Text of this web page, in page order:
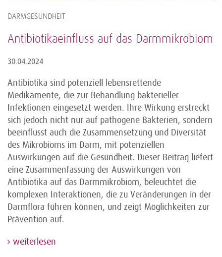
DARMGESUNDHEIT
Antibiotikaeinfluss auf das Darmmikrobiom
30.04.2024
Antibiotika sind potenziell lebensrettende
Medikamente, die zur Behandlung bakterieller
Infektionen eingesetzt werden. Ihre Wirkung erstreckt
sich jedoch nicht nur auf pathogene Bakterien, sondern
beeinflusst auch die Zusammensetzung und Diversität
des Mikrobioms im Darm, mit potenziellen
Auswirkungen auf die Gesundheit. Dieser Beitrag liefert
eine Zusammenfassung der Auswirkungen von
Antibiotika auf das Darmmikrobiom, beleuchtet die
komplexen Interaktionen, die zu Veränderungen in der
Darmflora führen können, und zeigt Möglichkeiten zur
Prävention auf.
weiterlesen